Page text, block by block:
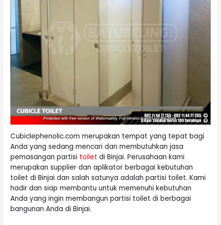
Cubiclephenolic.com merupakan tempat yang tepat bagi
Anda yang sedang mencari dan membutuhkan jasa
pemasangan partisi toilet di Binjai. Perusahaan kami
merupakan supplier dan aplikator berbagai kebutuhan
toilet di Binjai dan salah satunya adalah partisi toilet. Kami
hadir dan siap membantu untuk memenuhi kebutuhan
Anda yang ingin membangun partisi toilet di berbagai
bangunan Anda di Binjai.